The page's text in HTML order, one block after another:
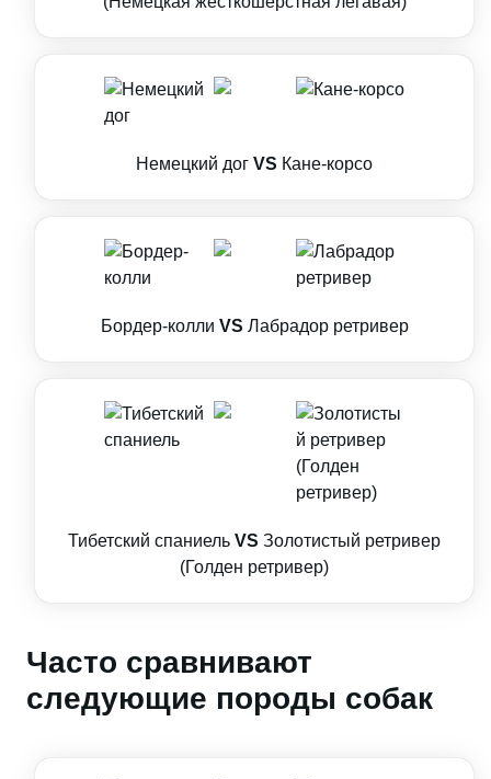
Немецкий дог VS Кане-корсо
Бордер-колли VS Лабрадор ретривер
Тибетский спаниель VS Золотистый ретривер
(Голден ретривер)
Часто сравнивают
следующие породы собак